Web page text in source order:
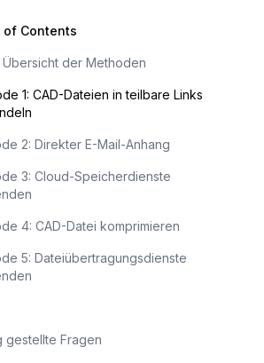
of Contents
Übersicht der Methoden
1: CAD-Dateien in teilbare Links
2: Direkter E-Mail-Anhang
3: Cloud-Speicherdienste
4: CAD-Datei komprimieren
5: Dateiübertragungsdienste
gestellte Fragen